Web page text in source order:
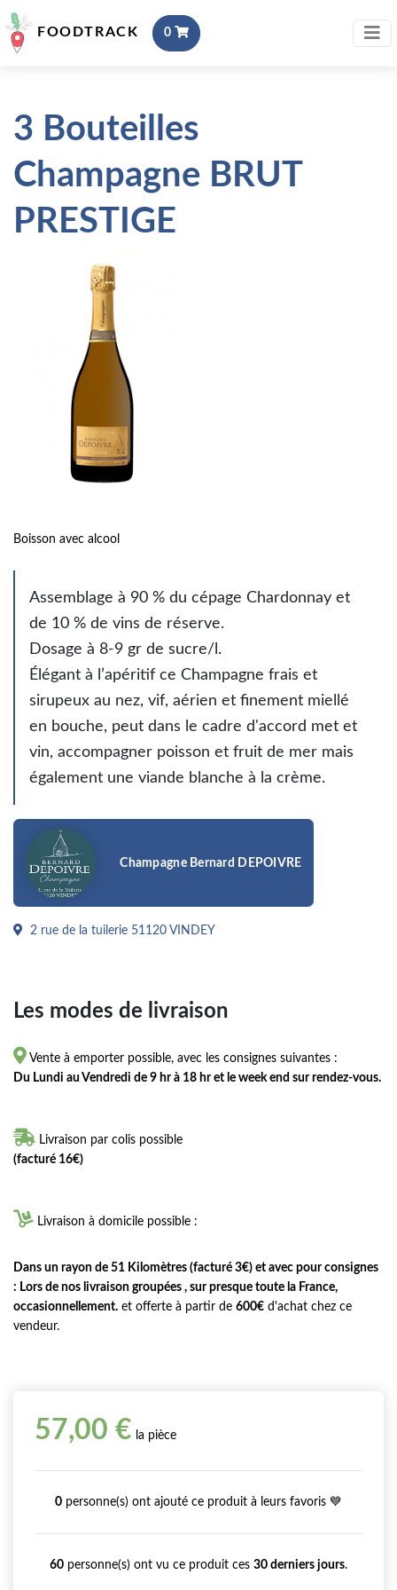
FOODTRACK 0
3 Bouteilles
Champagne BRUT
PRESTIGE
Boisson avec alcool
Assemblage à 90 % du cépage Chardonnay et
de 10 % de vins de réserve.
Dosage à 8-9 gr de sucre/l.
Élégant à l’apéritif ce Champagne frais et
sirupeux au nez, vif, aérien et finement miellé
en bouche, peut dans le cadre d'accord met et
vin, accompagner poisson et fruit de mer mais
également une viande blanche à la crème.
Champagne Bernard DEPOIVRE
2 rue de la tuilerie 51120 VINDEY
Les modes de livraison
 Vente à emporter possible, avec les consignes suivantes :
Du Lundi au Vendredi de 9 hr à 18 hr et le week end sur rendez-vous.
 Livraison par colis possible
(facturé 16€)
 Livraison à domicile possible :
Dans un rayon de 51 Kilomètres (facturé 3€) et avec pour consignes
: Lors de nos livraison groupées , sur presque toute la France,
occasionnellement. et offerte à partir de 600€ d'achat chez ce
vendeur.
57,00 € la pièce
0 personne(s) ont ajouté ce produit à leurs favoris 💙
60 personne(s) ont vu ce produit ces 30 derniers jours.